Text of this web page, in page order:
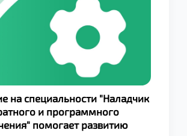
на специальности "Наладчик
и программного
помогает развитию